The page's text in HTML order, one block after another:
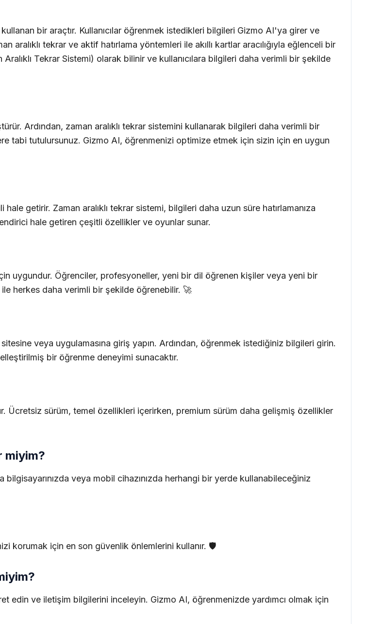
bir araçtır. Kullanıcılar öğrenmek istedikleri bilgileri Gizmo AI'ya girer ve
aralıklı tekrar ve aktif hatırlama yöntemleri ile akıllı kartlar aracılığıyla eğlenceli bir
Tekrar Sistemi) olarak bilinir ve kullanıcılara bilgileri daha verimli bir şekilde
Ardından, zaman aralıklı tekrar sistemini kullanarak bilgileri daha verimli bir
tabi tutulursunuz. Gizmo AI, öğrenmenizi optimize etmek için sizin için en uygun
getirir. Zaman aralıklı tekrar sistemi, bilgileri daha uzun süre hatırlamanıza
hale getiren çeşitli özellikler ve oyunlar sunar.
uygundur. Öğrenciler, profesyoneller, yeni bir dil öğrenen kişiler veya yeni bir
herkes daha verimli bir şekilde öğrenebilir. 🚀
veya uygulamasına giriş yapın. Ardından, öğrenmek istediğiniz bilgileri girin.
bir öğrenme deneyimi sunacaktır.
Ücretsiz sürüm, temel özellikleri içerirken, premium sürüm daha gelişmiş özellikler
miyim?
veya mobil cihazınızda herhangi bir yerde kullanabileceğiniz
korumak için en son güvenlik önlemlerini kullanır. 🛡️
edin ve iletişim bilgilerini inceleyin. Gizmo AI, öğrenmenizde yardımcı olmak için